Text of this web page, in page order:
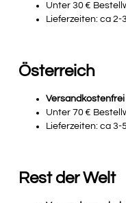
Unter 30 €
Lieferzeiten: ca 2-
Österreich
Unter 70 €
Lieferzeiten: ca 3-
Rest der Welt